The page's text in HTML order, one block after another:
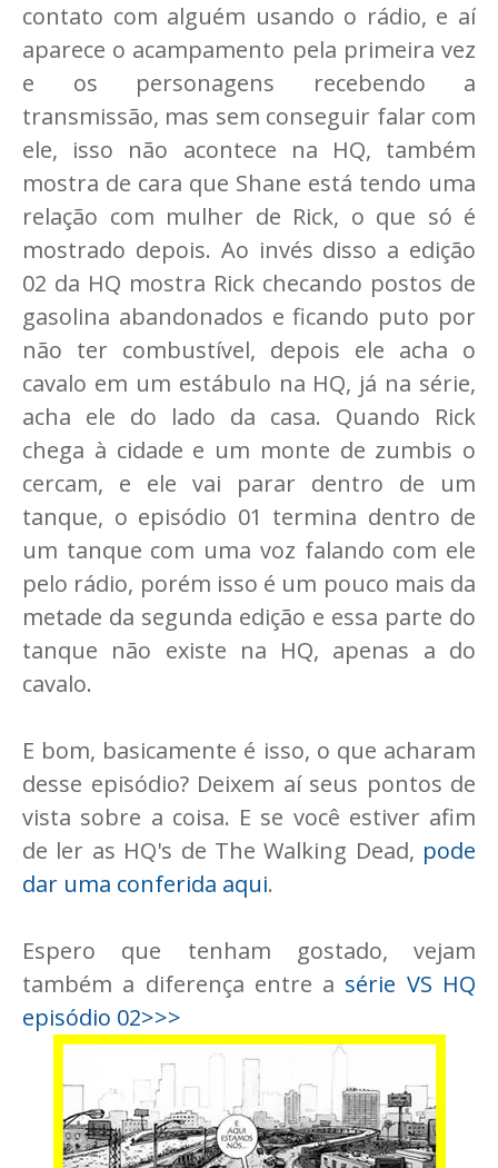
contato com alguém usando o rádio, e aí
aparece o acampamento pela primeira vez
e os personagens recebendo a
transmissão, mas sem conseguir falar com
ele, isso não acontece na HQ, também
mostra de cara que Shane está tendo uma
relação com mulher de Rick, o que só é
mostrado depois. Ao invés disso a edição
02 da HQ mostra Rick checando postos de
gasolina abandonados e ficando puto por
não ter combustível, depois ele acha o
cavalo em um estábulo na HQ, já na série,
acha ele do lado da casa. Quando Rick
chega à cidade e um monte de zumbis o
cercam, e ele vai parar dentro de um
tanque, o episódio 01 termina dentro de
um tanque com uma voz falando com ele
pelo rádio, porém isso é um pouco mais da
metade da segunda edição e essa parte do
tanque não existe na HQ, apenas a do
cavalo.
E bom, basicamente é isso, o que acharam
desse episódio? Deixem aí seus pontos de
vista sobre a coisa. E se você estiver afim
de ler as HQ's de The Walking Dead, pode
dar uma conferida aqui.
Espero que tenham gostado, vejam
também a diferença entre a série VS HQ
episódio 02>>>